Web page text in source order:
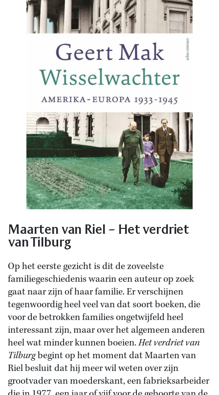
Maarten van Riel – Het verdriet
van Tilburg
Op het eerste gezicht is dit de zoveelste
familiegeschiedenis waarin een auteur op zoek
gaat naar zijn of haar familie. Er verschijnen
tegenwoordig heel veel van dat soort boeken, die
voor de betrokken families ongetwijfeld heel
interessant zijn, maar over het algemeen anderen
heel wat minder kunnen boeien.Het verdriet van
Tilburgbegint op het moment dat Maarten van
Riel besluit dat hij meer wil weten over zijn
grootvader van moederskant, een fabrieksarbeider